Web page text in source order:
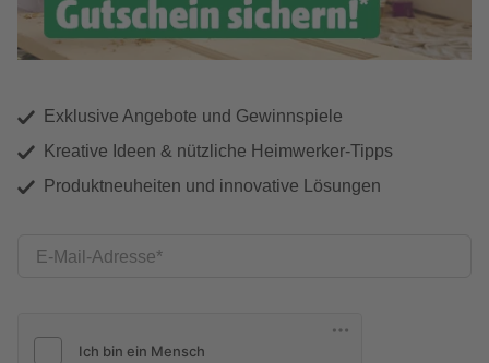
Exklusive Angebote und Gewinnspiele
Kreative Ideen & nützliche Heimwerker-Tipps
Produktneuheiten und innovative Lösungen
E-Mail-Adresse